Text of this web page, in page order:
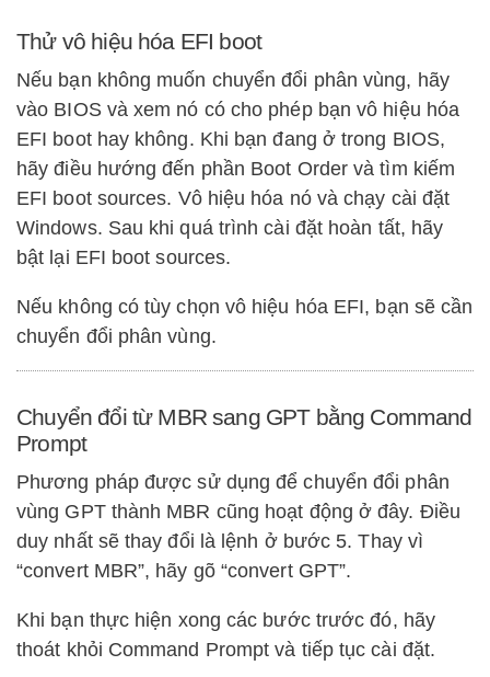
Thử vô hiệu hóa EFI boot
Nếu bạn không muốn chuyển đổi phân vùng, hãy
vào BIOS và xem nó có cho phép bạn vô hiệu hóa
EFI boot hay không. Khi bạn đang ở trong BIOS,
hãy điều hướng đến phần Boot Order và tìm kiếm
EFI boot sources. Vô hiệu hóa nó và chạy cài đặt
Windows. Sau khi quá trình cài đặt hoàn tất, hãy
bật lại EFI boot sources.
Nếu không có tùy chọn vô hiệu hóa EFI, bạn sẽ cần
chuyển đổi phân vùng.
Chuyển đổi từ MBR sang GPT bằng Command
Prompt
Phương pháp được sử dụng để chuyển đổi phân
vùng GPT thành MBR cũng hoạt động ở đây. Điều
duy nhất sẽ thay đổi là lệnh ở bước 5. Thay vì
“convert MBR”, hãy gõ “convert GPT”.
Khi bạn thực hiện xong các bước trước đó, hãy
thoát khỏi Command Prompt và tiếp tục cài đặt.